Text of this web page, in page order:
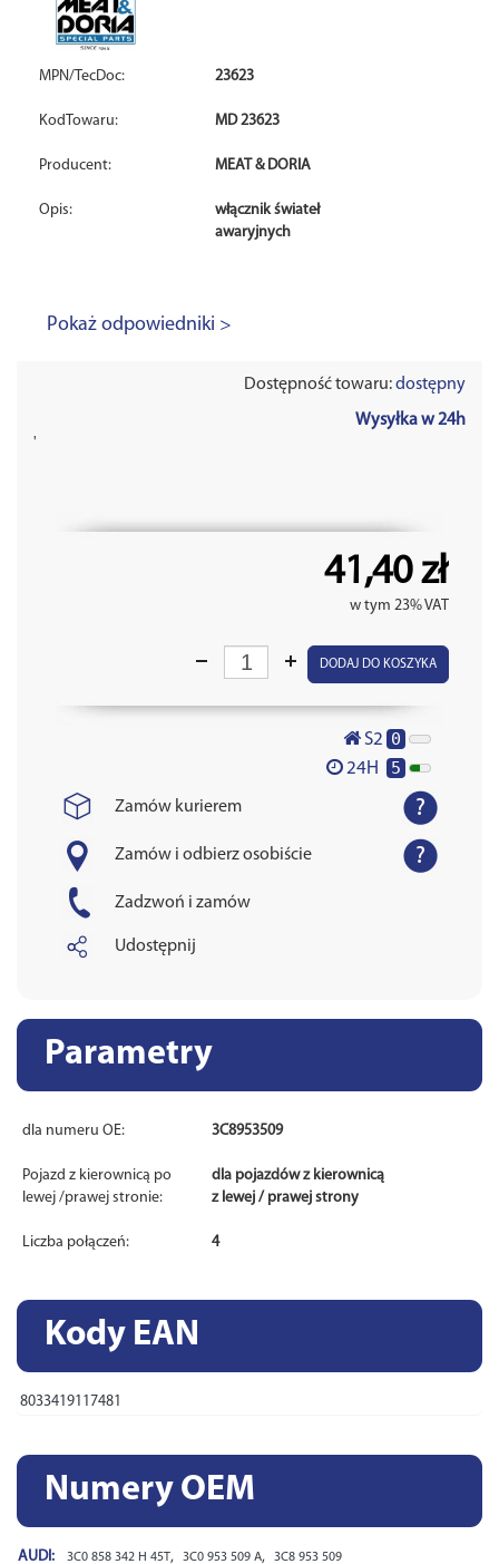
MPN/TecDoc: 23623
KodTowaru: MD 23623
Producent: MEAT & DORIA
Opis:
włącznik świateł
awaryjnych
Pokaż odpowiedniki >
Dostępność towaru:dostępny
Wysyłka w 24h
'
41,40 zł
w tym 23% VAT
DODAJ DO KOSZYKA
S2 0
24H 5
Zamów kurierem
Zamów i odbierz osobiście
Zadzwoń i zamów
Udostępnij
Parametry
dla numeru OE: 3C8953509
Pojazd z kierownicą po
lewej /prawej stronie:
dla pojazdów z kierownicą
z lewej / prawej strony
Liczba połączeń: 4
Kody EAN
8033419117481
Numery OEM
AUDI: 3C0 858 342 H 45T, 3C0 953 509 A, 3C8 953 509